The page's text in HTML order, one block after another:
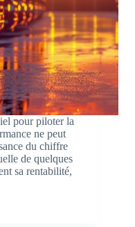
pour piloter la
ne peut
du chiffre
de quelques
sa rentabilité,